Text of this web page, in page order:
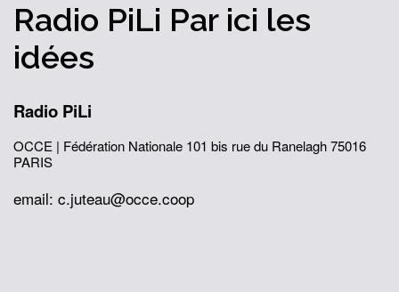
Radio PiLi Par ici les
idées
Radio PiLi
OCCE | Fédération Nationale 101 bis rue du Ranelagh75016
PARIS
email: c.juteau@occe.coop